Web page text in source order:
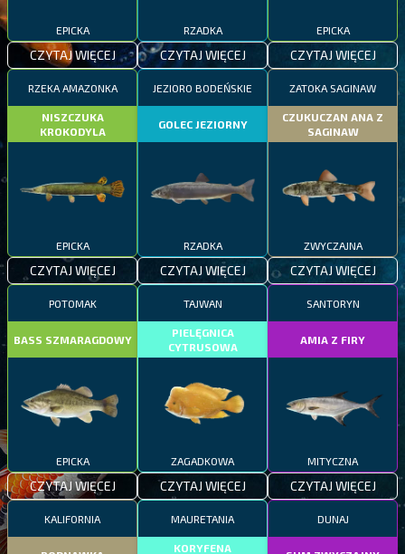
EPICKA
CZYTAJ WIĘCEJ
RZADKA
CZYTAJ WIĘCEJ
EPICKA
CZYTAJ WIĘCEJ
RZEKA AMAZONKA
NISZCZUKA
KROKODYLA
EPICKA
CZYTAJ WIĘCEJ
JEZIORO BODEŃSKIE
GOLEC JEZIORNY
RZADKA
CZYTAJ WIĘCEJ
ZATOKA SAGINAW
CZUKUCZAN ANA Z
SAGINAW
ZWYCZAJNA
CZYTAJ WIĘCEJ
POTOMAK
BASS SZMARAGDOWY
EPICKA
CZYTAJ WIĘCEJ
TAJWAN
PIELĘGNICA
CYTRUSOWA
ZAGADKOWA
CZYTAJ WIĘCEJ
SANTORYN
AMIA Z FIRY
MITYCZNA
CZYTAJ WIĘCEJ
KALIFORNIA MAURETANIA
KORYFENA
DUNAJ